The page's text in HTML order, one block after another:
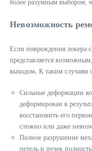
более разумным выбором‚
Невозможность
Если повреждения локера
представляется
выходом. К таким случаям
Сильные деформации
деформирован в
восстановить его
сложно или даже
Полное разрушение
петель и ручек